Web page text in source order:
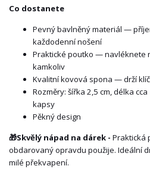
Co dostanete
Pevný bavlněný materiál —
každodenní nošení
Praktické poutko — navléknete
kamkoliv
Kvalitní kovová spona — drží
Rozměry: šířka 2,5 cm, délka
kapsy
Pěkný design
🎁Skvělý nápad na dárek - Praktická
obdarovaný opravdu použije. Ideální
milé překvapení.